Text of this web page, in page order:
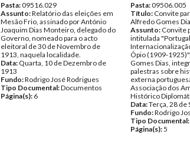
Pasta:09516.029
Assunto:Relatório das eleições em
Mesão Frio, assinado por António
Joaquim Dias Monteiro, delegado do
Governo, nomeado para o acto
eleitoral de 30 de Novembro de
1913, naquela localidade.
Data: Quarta, 10 de Dezembro de
1913
Fundo:Rodrigo José Rodrigues
Tipo Documental:Documentos
Página(s): 6
Pasta:09506.005
Título: Convite
Alfredo Gomes
Assunto: Convite
intitulada
Ópio (1909-
Gomes Dias,
palestras sobre
externa
Associação dos
Histórico
Data:Terça, 28 de
Fundo:Rodrigo
Tipo Documental:
Página(s):5